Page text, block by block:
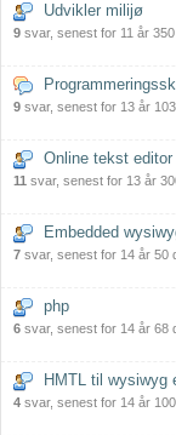
Udvikler milijø
9 svar, senest for 11 år
9 svar, senest for 13 år
Online tekst editor
11 svar, senest for 13 år
Embedded
7 svar, senest for 14 år 50
php
6 svar, senest for 14 år 68
HMTL til wysiwyg
4 svar, senest for 14 år